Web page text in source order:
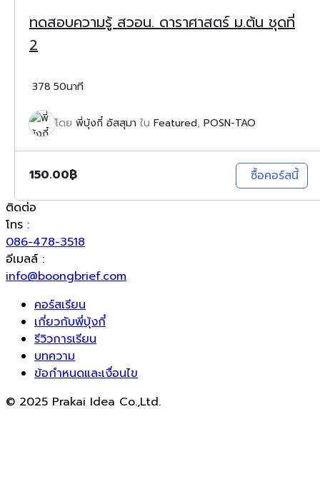
ทดสอบความรู้ สวอน. ดาราศาสตร์ ม.ต้น ชุดที่
2
378 50นาที
โดย พี่บุ้งกี๋ อัสสุมาใน Featured, POSN-TAO
150.00฿
ซื้อคอร์สนี้
ติดต่อ
โทร :
086-478-3518
อีเมลล์ :
info@boongbrief.com
คอร์สเรียน
เกี่ยวกับพี่บุ้งกี๋
รีวิวการเรียน
บทความ
ข้อกำหนดและเงื่อนไข
© 2025 Prakai Idea Co.,Ltd.